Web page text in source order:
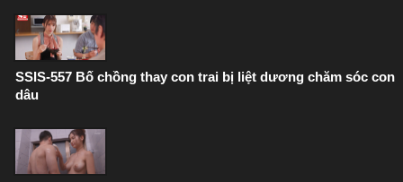
SSIS-557 Bố chồng thay con trai bị liệt dương chăm sóc con
dâu